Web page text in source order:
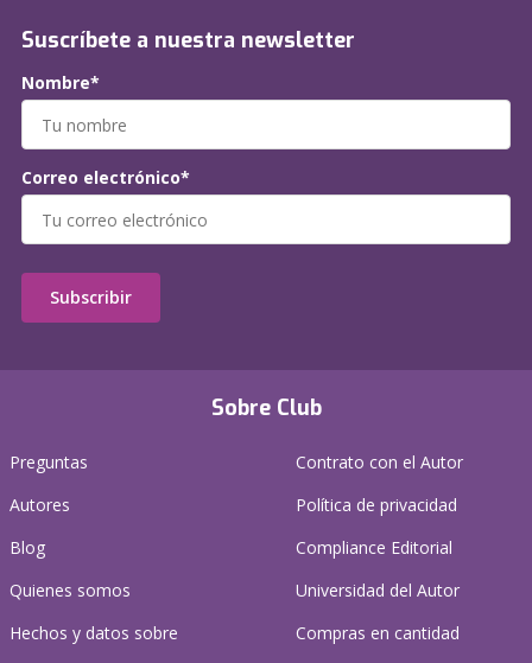
Sobre Club
Preguntas
Autores
Blog
Quienes somos
Hechos y datos sobre
Contrato con el Autor
Política de privacidad
Compliance Editorial
Universidad del Autor
Compras en cantidad
Suscríbete a nuestra newsletter
Nombre*
Correo electrónico*
Subscribir